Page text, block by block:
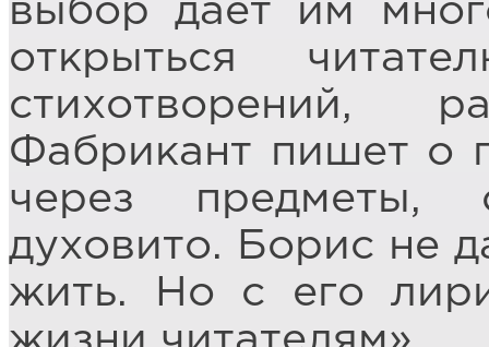
выбор даёт им
открыться
стихотворений,
Фабрикант пишет о
через предметы,
духовито. Борис не
жить. Но с его